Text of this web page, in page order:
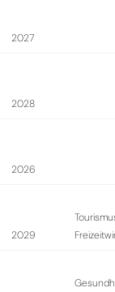
2027
2028
2026
2029